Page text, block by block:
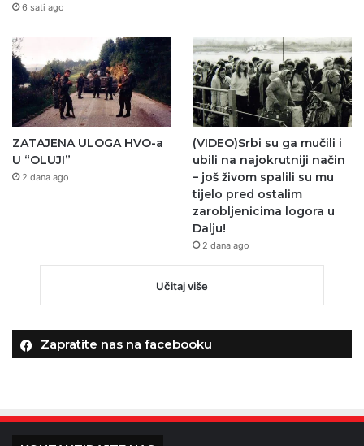
6 sati ago
ZATAJENA ULOGA HVO-a
U “OLUJI”
2 dana ago
(VIDEO)Srbi su ga mučili i
ubili na najokrutniji način
– još živom spalili su mu
tijelo pred ostalim
zarobljenicima logora u
Dalju!
2 dana ago
Učitaj više
Zapratite nas na facebooku